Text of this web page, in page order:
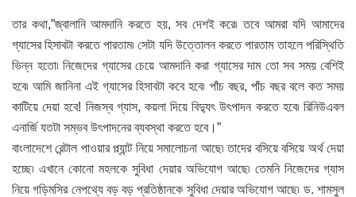
তার কথা,”জ্বালানি আমদানি করতে হয়, সব দেশই করে৷ তবে আমরা যদি আমাদের
গ্যাসের হিসাবটা করতে পারতাম৷ সেটা যদি উত্তোলন করতে পারতাম তাহলে পরিস্থিতি
ভিন্ন হতো৷ নিজেদের গ্যাসের চেয়ে আমদানি করা গ্যাসের দাম তো সব সময় বেশিই
হবে৷ আমি জানিনা এই গ্যাসের হিসাবটা কবে হবে৷ পাঁচ বছর, পাঁচ বছর বলে কত সময়
কাটিয়ে দেয়া হবে! নিজস্ব গ্যাস, কয়লা দিয়ে বিদ্যুৎ উৎপাদন করতে হবে৷ রিনিউএবল
এনার্জি যতটা সম্ভব উৎপাদনের ব্যবস্থা করতে হবে।”
বাংলাদেশে রেন্টাল পাওয়ার প্ল্যান্ট নিয়ে সমালোচনা আছে৷ তাদের বসিয়ে বসিয়ে অর্থ দেয়া
হচ্ছে৷ এখানে কোনো মহলকে সুবিধা দেয়ার অভিযোগ আছে৷ তেমনি নিজেদের গ্যাস
নিয়ে গড়িমসির নেপথ্যে বড় বড় প্রতিষ্ঠানকে সুবিধা দেয়ার অভিযোগ আছে৷ ড. শামসুল